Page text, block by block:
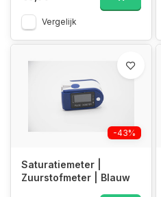
Vergelijk
-43%
Saturatiemeter |
Zuurstofmeter | Blauw